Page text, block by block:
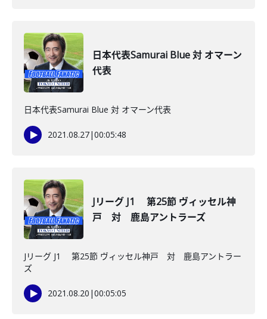
日本代表Samurai Blue 対 オマーン
代表
日本代表Samurai Blue 対 オマーン代表
2021.08.27|00:05:48
Jリーグ J1 第25節 ヴィッセル神
戸 対 鹿島アントラーズ
Jリーグ J1 第25節 ヴィッセル神戸 対 鹿島アントラー
ズ
2021.08.20 |00:05:05